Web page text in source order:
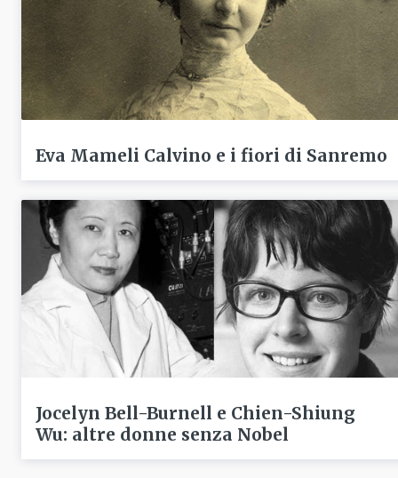
Eva Mameli Calvino e i fiori di Sanremo
Jocelyn Bell-Burnell e Chien-Shiung
Wu: altre donne senza Nobel